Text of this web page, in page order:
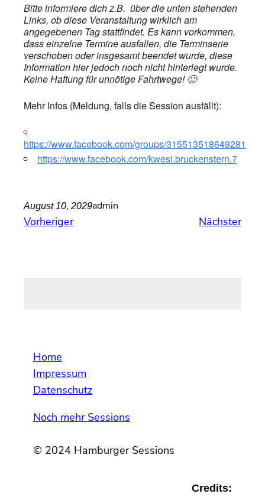
Bitte informiere dich z.B. über die unten stehenden
Links, ob diese Veranstaltung wirklich am
angegebenen Tag stattfindet. Es kann vorkommen,
dass einzelne Termine ausfallen, die Terminserie
verschoben oder insgesamt beendet wurde, diese
Information hier jedoch noch nicht hinterlegt wurde.
Keine Haftung für unnötige Fahrtwege! 🙂
Mehr Infos (Meldung, falls die Session ausfällt):
https://www.facebook.com/groups/315513518649281
https://www.facebook.com/kwesi.bruckenstern.7
August 10, 2029admin
Vorheriger Nächster
Home
Impressum
Datenschutz
Noch mehr Sessions
© 2024 Hamburger Sessions
Credits: